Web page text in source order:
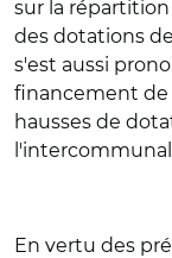
sur la répartition
des dotations
s'est aussi
financement
hausses de
En vertu des